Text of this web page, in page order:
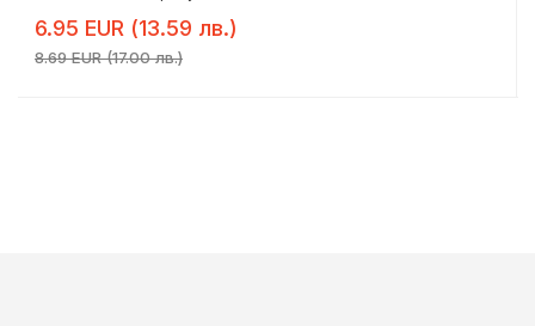
6.95 EUR (13.59 лв.)
8.69 EUR (17.00 лв.)